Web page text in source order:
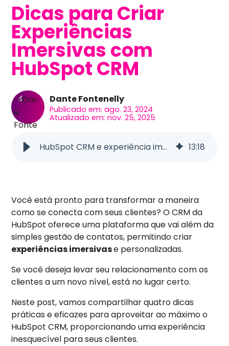
Dicas para Criar
Experiências
Imersivas com
HubSpot CRM
Dante Fontenelly
Publicado em: ago. 23, 2024
Atualizado em: nov. 25, 2025
HubSpot CRM e experiência imersiva: dicas de como fazer! 13:18
Você está pronto para transformar a maneira
como se conecta com seus clientes? O CRM da
HubSpot oferece uma plataforma que vai além da
simples gestão de contatos, permitindo criar
experiências imersivase personalizadas.
Se você deseja levar seu relacionamento com os
clientes a um novo nível, está no lugar certo.
Neste post, vamos compartilhar quatro dicas
práticas e eficazes para aproveitar ao máximo o
HubSpot CRM, proporcionando uma experiência
inesquecível para seus clientes.